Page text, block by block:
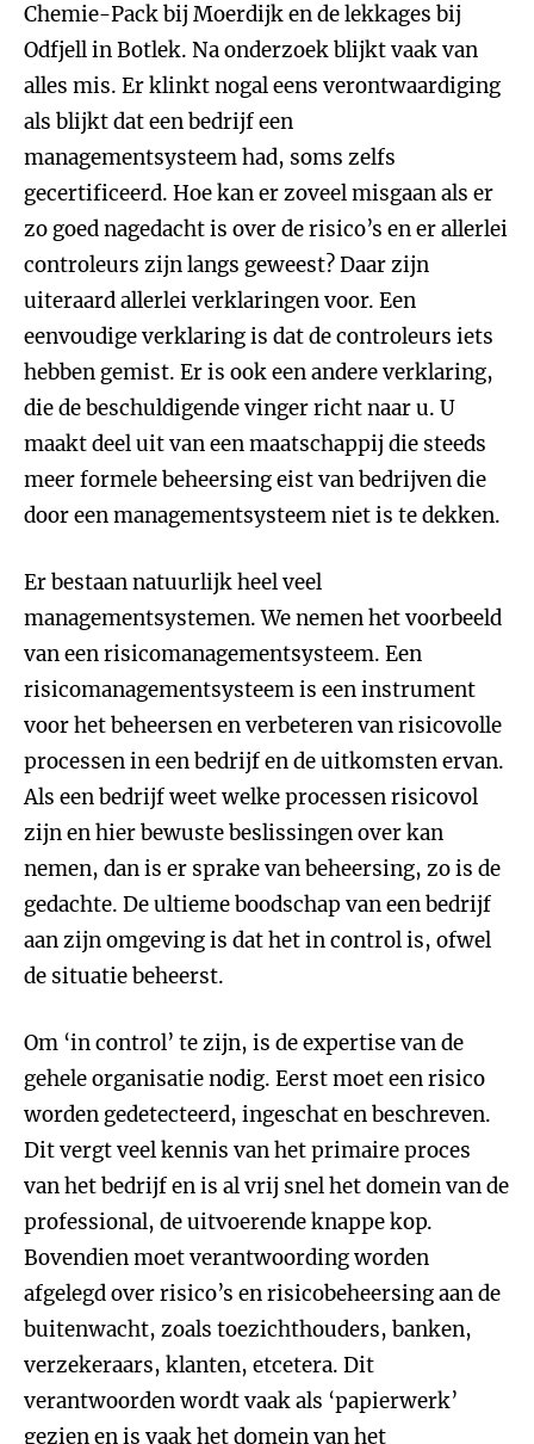
Chemie-Pack bij Moerdijk en de lekkages bij
Odfjell in Botlek. Na onderzoek blijkt vaak van
alles mis. Er klinkt nogal eens verontwaardiging
als blijkt dat een bedrijf een
managementsysteem had, soms zelfs
gecertificeerd. Hoe kan er zoveel misgaan als er
zo goed nagedacht is over de risico’s en er allerlei
controleurs zijn langs geweest? Daar zijn
uiteraard allerlei verklaringen voor. Een
eenvoudige verklaring is dat de controleurs iets
hebben gemist. Er is ook een andere verklaring,
die de beschuldigende vinger richt naar u. U
maakt deel uit van een maatschappij die steeds
meer formele beheersing eist van bedrijven die
door een managementsysteem niet is te dekken.
Er bestaan natuurlijk heel veel
managementsystemen. We nemen het voorbeeld
van een risicomanagementsysteem. Een
risicomanagementsysteem is een instrument
voor het beheersen en verbeteren van risicovolle
processen in een bedrijf en de uitkomsten ervan.
Als een bedrijf weet welke processen risicovol
zijn en hier bewuste beslissingen over kan
nemen, dan is er sprake van beheersing, zo is de
gedachte. De ultieme boodschap van een bedrijf
aan zijn omgeving is dat het in control is, ofwel
de situatie beheerst.
Om ‘in control’ te zijn, is de expertise van de
gehele organisatie nodig. Eerst moet een risico
worden gedetecteerd, ingeschat en beschreven.
Dit vergt veel kennis van het primaire proces
van het bedrijf en is al vrij snel het domein van de
professional, de uitvoerende knappe kop.
Bovendien moet verantwoording worden
afgelegd over risico’s en risicobeheersing aan de
buitenwacht, zoals toezichthouders, banken,
verzekeraars, klanten, etcetera. Dit
verantwoorden wordt vaak als ‘papierwerk’
gezien en is vaak het domein van het